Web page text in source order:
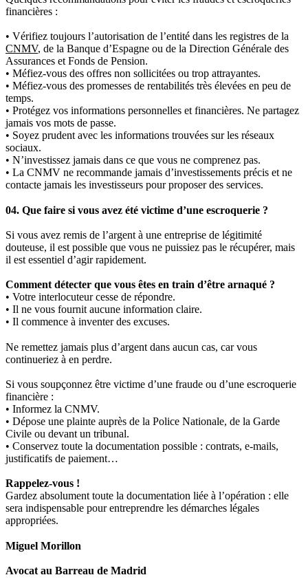
financières :
• Vérifiez toujours l’autorisation de l’entité dans les registres de la
CNMV, de la Banque d’Espagne ou de la Direction Générale des
Assurances et Fonds de Pension.
• Méfiez‑vous des offres non sollicitées ou trop attrayantes.
• Méfiez‑vous des promesses de rentabilités très élevées en peu de
temps.
• Protégez vos informations personnelles et financières. Ne partagez
jamais vos mots de passe.
• Soyez prudent avec les informations trouvées sur les réseaux
sociaux.
• N’investissez jamais dans ce que vous ne comprenez pas.
• La CNMV ne recommande jamais d’investissements précis et ne
contacte jamais les investisseurs pour proposer des services.
04. Que faire si vous avez été victime d’une escroquerie ?
Si vous avez remis de l’argent à une entreprise de légitimité
douteuse, il est possible que vous ne puissiez pas le récupérer, mais
il est essentiel d’agir rapidement.
Comment détecter que vous êtes en train d’être arnaqué ?
• Votre interlocuteur cesse de répondre.
• Il ne vous fournit aucune information claire.
• Il commence à inventer des excuses.
Ne remettez jamais plus d’argent dans aucun cas, car vous
continueriez à en perdre.
Si vous soupçonnez être victime d’une fraude ou d’une escroquerie
financière :
• Informez la CNMV.
• Dépose une plainte auprès de la Police Nationale, de la Garde
Civile ou devant un tribunal.
• Conservez toute la documentation possible : contrats, e‑mails,
justificatifs de paiement…
Rappelez‑vous !
Gardez absolument toute la documentation liée à l’opération : elle
sera indispensable pour entreprendre les démarches légales
appropriées.
Miguel Morillon
Avocat au Barreau de Madrid